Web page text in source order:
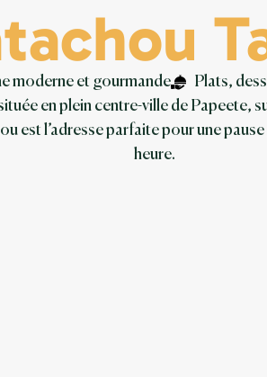
moderne et gourmande
Plats,
en plein centre-ville de Papeete,
est l’adresse parfaite pour une
heure.